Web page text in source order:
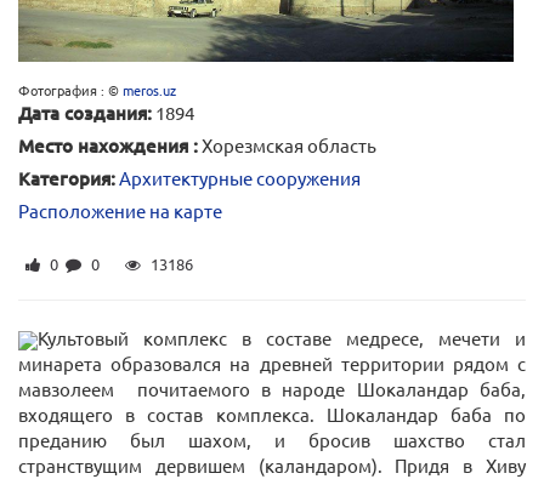
Фотография : ©meros.uz
Дата создания: 1894
Место нахождения :Хорезмская область
Категория:Архитектурные сооружения
Расположение на карте
0 0 13186
Культовый комплекс в составе медресе, мечети и
минарета образовался на древней территории рядом с
мавзолеем почитаемого в народе Шокаландар баба,
входящего в состав комплекса. Шокаландар баба по
преданию был шахом, и бросив шахство стал
странствущим дервишем (каландаром). Придя в Хиву